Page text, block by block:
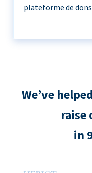
plateforme de dons
We’ve
raise
in